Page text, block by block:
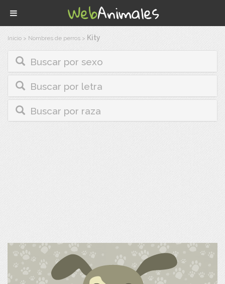
Inicio > Nombres de perros > Kity
Buscar por sexo
Buscar por letra
Buscar por raza